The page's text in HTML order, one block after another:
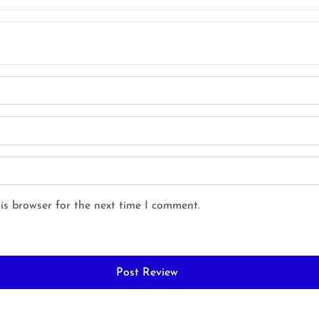
browser for the next time I comment.